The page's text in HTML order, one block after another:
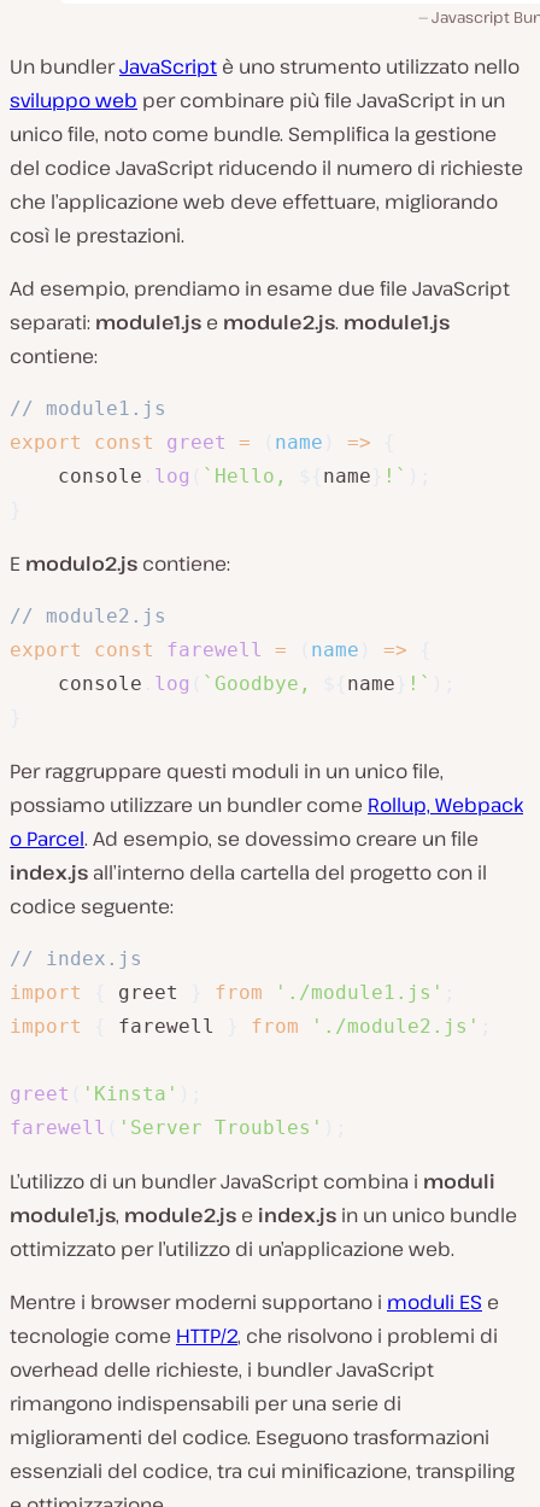
Javascript
Un bundlerJavaScript è uno strumento utilizzato nello
sviluppo web per combinare più file JavaScript in un
unico file, noto come bundle. Semplifica la gestione
del codice JavaScript riducendo il numero di richieste
che l’applicazione web deve effettuare, migliorando
così le prestazioni.
Ad esempio, prendiamo in esame due file JavaScript
separati: module1.js e module2.js. module1.js
contiene:
// module1.js
export
const greet = name =>
    console
log ` Hello, name ! `
E modulo2.js contiene:
// module2.js
export
const farewell = name =>
    console
log ` Goodbye, name ! `
Per raggruppare questi moduli in un unico file,
possiamo utilizzare un bundler come Rollup, Webpack
o Parcel. Ad esempio, se dovessimo creare un file
index.js all’interno della cartella del progetto con il
codice seguente:
// index.js
import
greet from './module1.js'
import
farewell from './module2.js'
greet 'Kinsta'
farewell
'Server Troubles'
L’utilizzo di un bundler JavaScript combina i moduli
module1.js, module2.js e index.js in un unico bundle
ottimizzato per l’utilizzo di un’applicazione web.
Mentre i browser moderni supportano i moduli ES e
tecnologie come HTTP/2, che risolvono i problemi di
overhead delle richieste, i bundler JavaScript
rimangono indispensabili per una serie di
miglioramenti del codice. Eseguono trasformazioni
essenziali del codice, tra cui minificazione, transpiling